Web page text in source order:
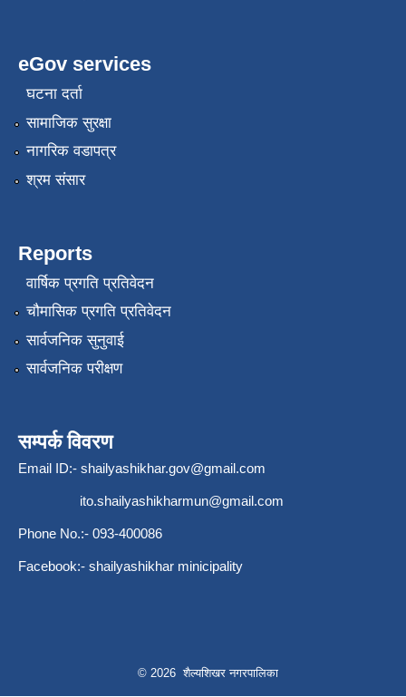
eGov services
घटना दर्ता
सामाजिक सुरक्षा
नागरिक वडापत्र
श्रम संसार
Reports
वार्षिक प्रगति प्रतिवेदन
चौमासिक प्रगति प्रतिवेदन
सार्वजनिक सुनुवाई
सार्वजनिक परीक्षण
सम्पर्क विवरण
Email ID:- shailyashikhar.gov@gmail.com
ito.shailyashikharmun@gmail.com
Phone No.:- 093-400086
Facebook:- shailyashikhar minicipality
© 2026 शैल्यशिखर नगरपालिका